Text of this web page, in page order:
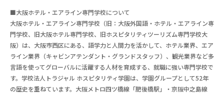
■大阪ホテル・エアライン専門学校について
大阪ホテル・エアライン専門学校（旧：大阪外国語・ホテル・エアライン専
門学校、旧大阪ホテル専門学校、旧ホスピタリティツーリズム専門学校大
阪）は、大阪市西区にある、語学力と人間力を活かして、ホテル業界、エア
ライン業界（キャビンアテンダント・グランドスタッフ）、観光業界など多
言語を使ってグローバルに活躍する人材を育成する、就職に強い専門学校で
す。学校法人トラジャル ホスピタリティ学園は、学園グループとして52年
の歴史を重ねています。大阪メトロ四ツ橋線「肥後橋駅」・京阪中之島線